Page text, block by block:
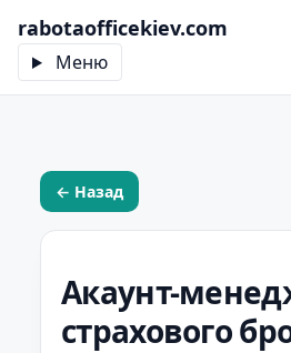
rabotaofficekiev.com
Меню
← Назад
Акаунт-
страхового